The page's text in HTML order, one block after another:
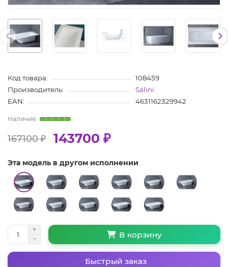
Код товара:
108459
Производитель:
Salini
EAN:
4631162329942
167100 ₽ 143700 ₽
Эта модель в другом исполнении
В корзину
Быстрый заказ